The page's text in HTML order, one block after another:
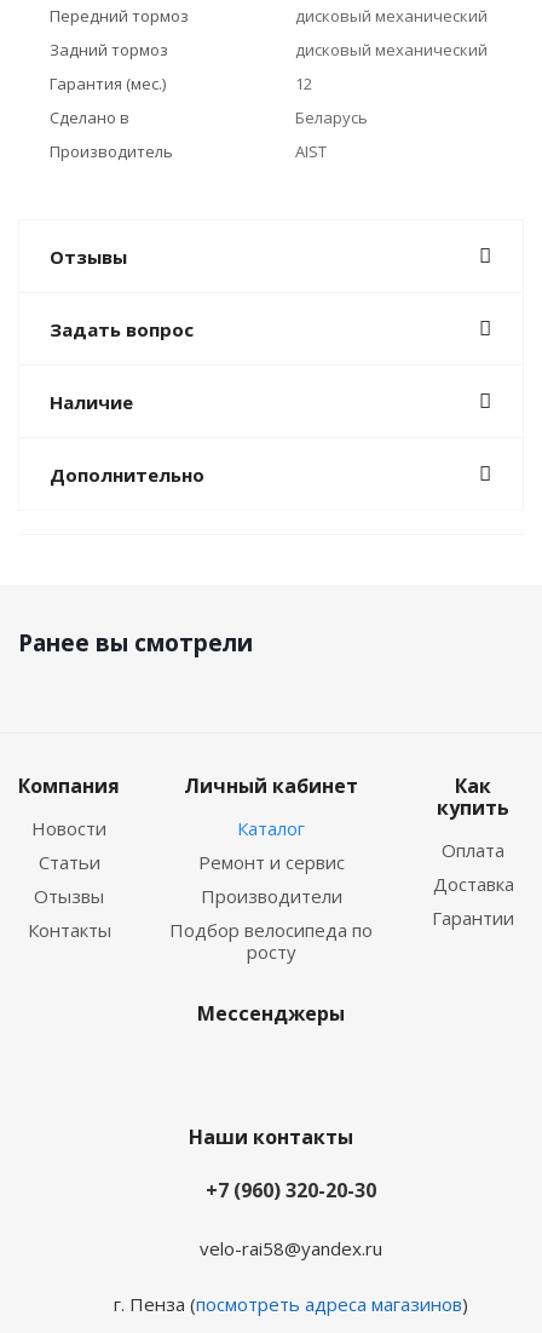
Передний тормоз
дисковый механический
Задний тормоз
дисковый механический
Гарантия (мес.)
12
Сделано в
Беларусь
Производитель
AIST
Отзывы
Задать вопрос
Наличие
Дополнительно
Ранее вы смотрели
Компания
Новости
Статьи
Отызвы
Контакты
Личный кабинет
Каталог
Ремонт и сервис
Производители
Подбор велосипеда по
росту
Как
купить
Оплата
Доставка
Гарантии
Мессенджеры
Наши контакты
+7 (960) 320-20-30
velo-rai58@yandex.ru
г. Пенза (посмотреть адреса магазинов)